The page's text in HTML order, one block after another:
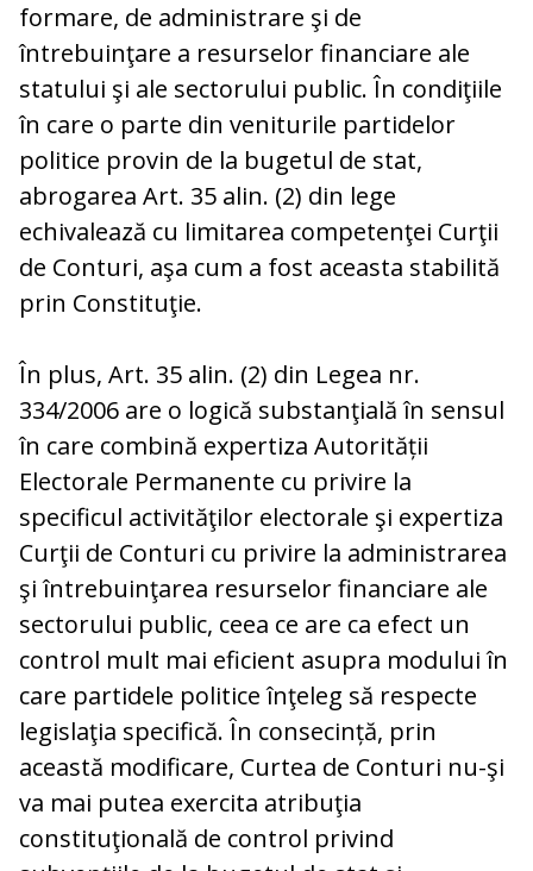
formare, de administrare şi de
întrebuinţare a resurselor financiare ale
statului şi ale sectorului public. În condiţiile
în care o parte din veniturile partidelor
politice provin de la bugetul de stat,
abrogarea Art. 35 alin. (2) din lege
echivalează cu limitarea competenţei Curţii
de Conturi, aşa cum a fost aceasta stabilită
prin Constituţie.
În plus, Art. 35 alin. (2) din Legea nr.
334/2006 are o logică substanţială în sensul
în care combină expertiza Autorității
Electorale Permanente cu privire la
specificul activităţilor electorale şi expertiza
Curţii de Conturi cu privire la administrarea
şi întrebuinţarea resurselor financiare ale
sectorului public, ceea ce are ca efect un
control mult mai eficient asupra modului în
care partidele politice înţeleg să respecte
legislaţia specifică. În consecință, prin
această modificare, Curtea de Conturi nu-şi
va mai putea exercita atribuţia
constituţională de control privind